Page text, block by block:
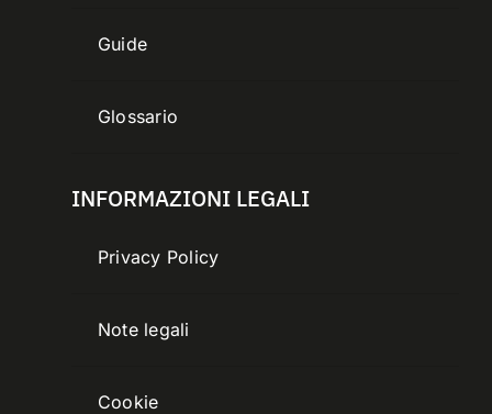
Guide
Glossario
INFORMAZIONI LEGALI
Privacy Policy
Note legali
Cookie